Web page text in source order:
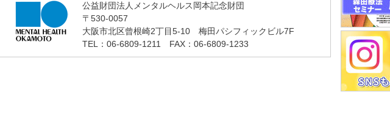
公益財団法人メンタルヘルス岡本記念財団
〒530-0057
大阪市北区曾根崎2丁目5-10 梅田パシフィックビル7F
TEL：06-6809-1211 FAX：06-6809-1233